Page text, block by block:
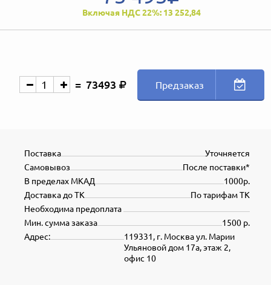
Включая НДС 22%: 13 252,84
73493 Предзаказ
Уточняется
Поставка
После поставки*
Самовывоз
1000р.
В пределах МКАД
По тарифам ТК
Доставка до ТК
Необходима предоплата
1500 р.
Мин. сумма заказа
119331, г. Москва ул. Марии
Ульяновой дом 17а, этаж 2,
офис 10
Адрес: